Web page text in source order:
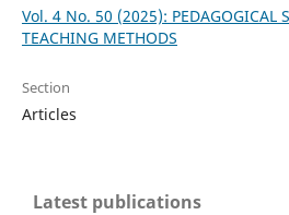
Vol. 4 No. 50 (2025): PEDAGOGICAL
TEACHING METHODS
Section
Articles
Latest publications